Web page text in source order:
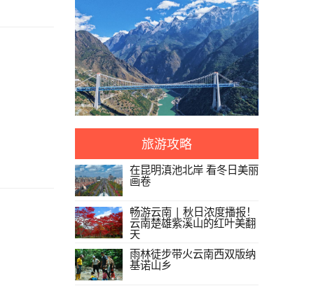
旅游攻略
在昆明滇池北岸 看冬日美丽
画卷
畅游云南 | 秋日浓度播报！
云南楚雄紫溪山的红叶美翻
天
雨林徒步带火云南西双版纳
基诺山乡